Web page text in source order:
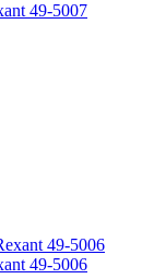
49-5007
49-5006